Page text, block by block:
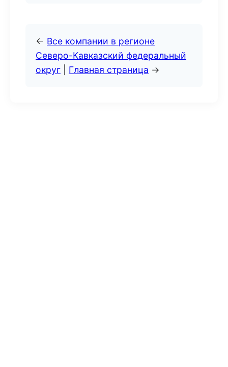
← Все компании в регионе
Северо-Кавказский федеральный
округ
Главная страница →